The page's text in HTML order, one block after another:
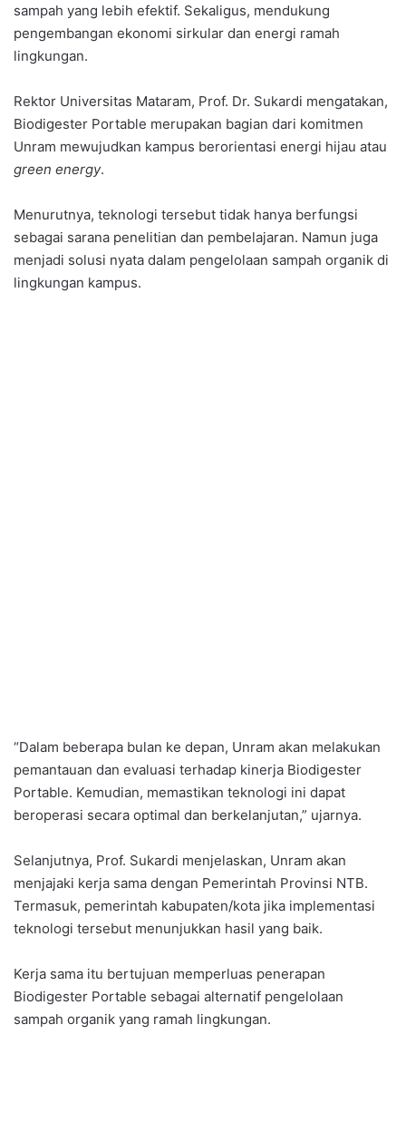
sampah yang lebih efektif. Sekaligus, mendukung
pengembangan ekonomi sirkular dan energi ramah
lingkungan.
Rektor Universitas Mataram, Prof. Dr. Sukardi mengatakan,
Biodigester Portable merupakan bagian dari komitmen
Unram mewujudkan kampus berorientasi energi hijau atau
green energy.
Menurutnya, teknologi tersebut tidak hanya berfungsi
sebagai sarana penelitian dan pembelajaran. Namun juga
menjadi solusi nyata dalam pengelolaan sampah organik di
lingkungan kampus.
“Dalam beberapa bulan ke depan, Unram akan melakukan
pemantauan dan evaluasi terhadap kinerja Biodigester
Portable. Kemudian, memastikan teknologi ini dapat
beroperasi secara optimal dan berkelanjutan,” ujarnya.
Selanjutnya, Prof. Sukardi menjelaskan, Unram akan
menjajaki kerja sama dengan Pemerintah Provinsi NTB.
Termasuk, pemerintah kabupaten/kota jika implementasi
teknologi tersebut menunjukkan hasil yang baik.
Kerja sama itu bertujuan memperluas penerapan
Biodigester Portable sebagai alternatif pengelolaan
sampah organik yang ramah lingkungan.